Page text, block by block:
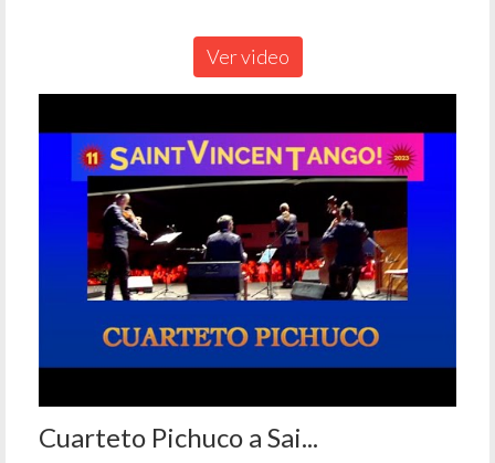
Ver video
Cuarteto Pichuco a Sai...